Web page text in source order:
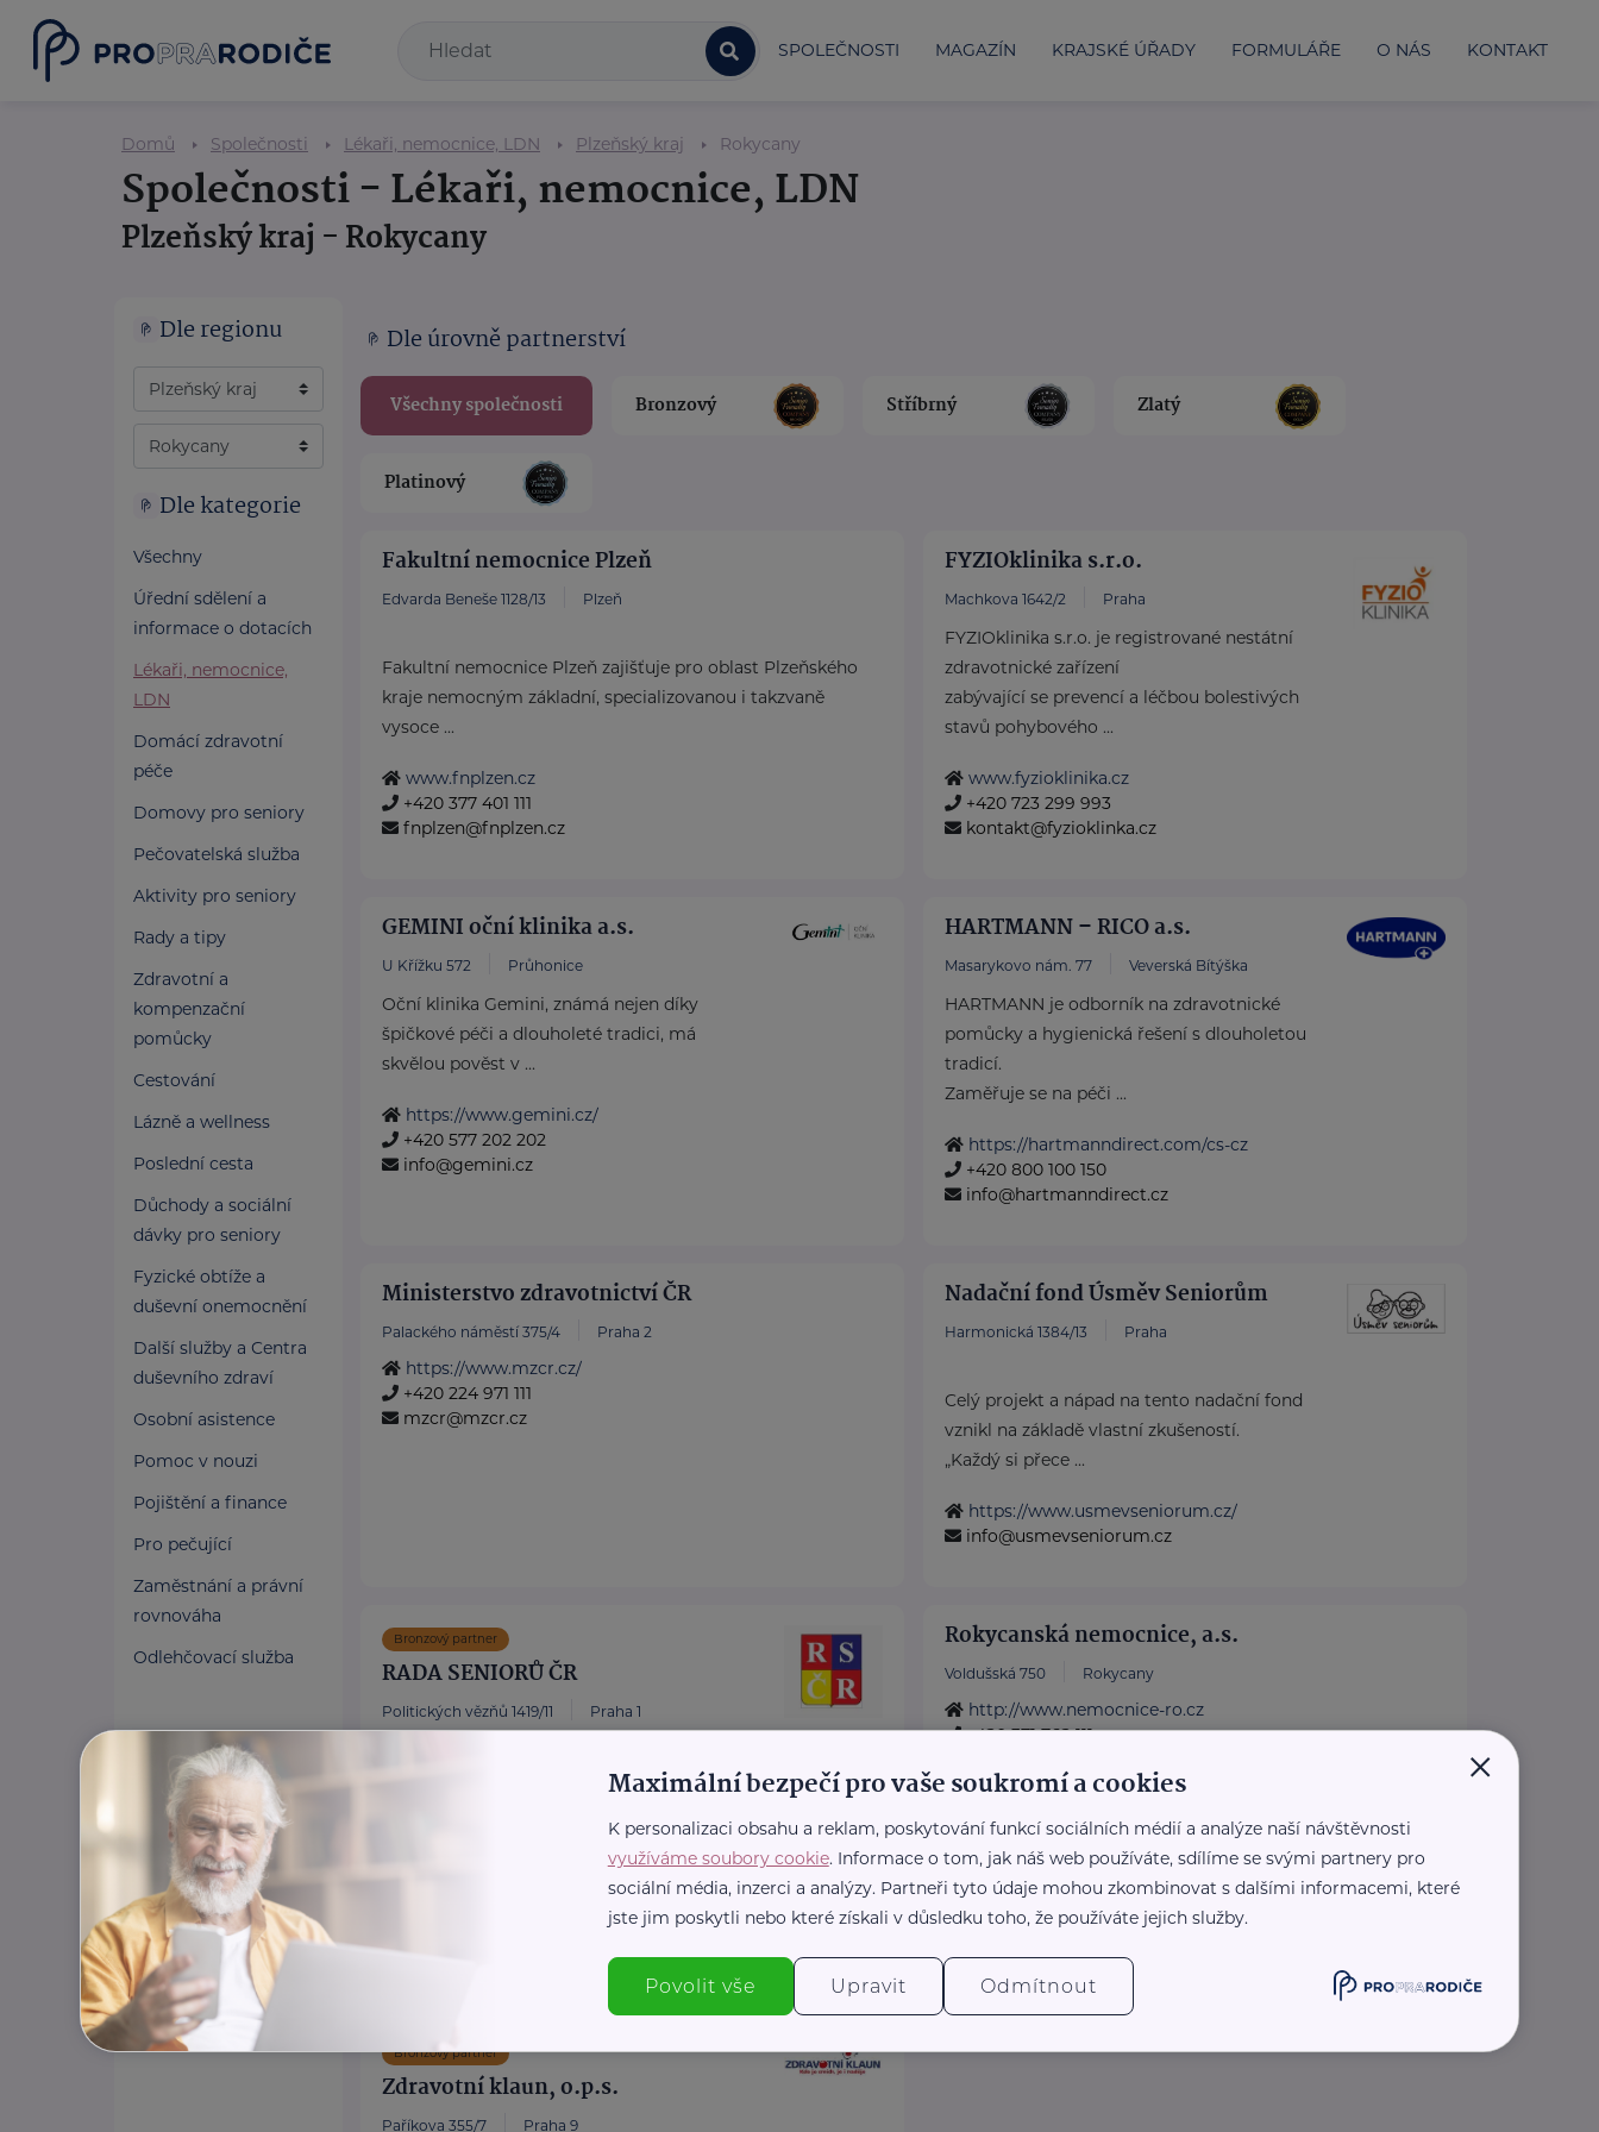
SPOLEČNOSTI MAGAZÍN KRAJSKÉ ÚŘADY FORMULÁŘE O NÁS KONTAKT
Domů Společnosti Lékaři, nemocnice, LDN Plzeňský kraj Rokycany
Společnosti - Lékaři, nemocnice, LDN
Plzeňský kraj - Rokycany
Dle regionu
Dle kategorie
Všechny
Úřední sdělení a
informace o dotacích
Lékaři, nemocnice,
LDN
Domácí zdravotní
péče
Domovy pro seniory
Pečovatelská služba
Aktivity pro seniory
Rady a tipy
Zdravotní a
kompenzační
pomůcky
Cestování
Lázně a wellness
Poslední cesta
Důchody a sociální
dávky pro seniory
Fyzické obtíže a
duševní onemocnění
Další služby a Centra
duševního zdraví
Osobní asistence
Pomoc v nouzi
Pojištění a finance
Pro pečující
Zaměstnání a právní
rovnováha
Odlehčovací služba
Dle úrovně partnerství
Všechny společnosti Bronzový Stříbrný Zlatý
Platinový
Fakultní nemocnice Plzeň
Edvarda Beneše 1128/13 Plzeň
Fakultní nemocnice Plzeň zajišťuje pro oblast Plzeňského
kraje nemocným základní, specializovanou i takzvaně
vysoce ...
www.fnplzen.cz
+420 377 401 111
fnplzen@fnplzen.cz
FYZIOklinika s.r.o.
Machkova 1642/2 Praha
FYZIOklinika s.r.o. je registrované nestátní
zdravotnické zařízení
zabývající se prevencí a léčbou bolestivých
stavů pohybového ...
www.fyzioklinika.cz
+420 723 299 993
kontakt@fyzioklinka.cz
GEMINI oční klinika a.s.
U Křížku 572 Průhonice
Oční klinika Gemini, známá nejen díky
špičkové péči a dlouholeté tradici, má
skvělou pověst v ...
https://www.gemini.cz/
+420 577 202 202
info@gemini.cz
HARTMANN – RICO a.s.
Masarykovo nám. 77 Veverská Bítýška
HARTMANN je odborník na zdravotnické
pomůcky a hygienická řešení s dlouholetou
tradicí.
Zaměřuje se na péči ...
https://hartmanndirect.com/cs-cz
+420 800 100 150
info@hartmanndirect.cz
Ministerstvo zdravotnictví ČR
Palackého náměstí 375/4 Praha 2
https://www.mzcr.cz/
+420 224 971 111
mzcr@mzcr.cz
Nadační fond Úsměv Seniorům
Harmonická 1384/13 Praha
Celý projekt a nápad na tento nadační fond
vznikl na základě vlastní zkušeností.
„Každý si přece ...
https://www.usmevseniorum.cz/
info@usmevseniorum.cz
Bronzový partner
RADA SENIORŮ ČR
Politických vězňů 1419/11 Praha 1
poradentství pro seniory po celé ČR.
Vydáváme časopis Doba seniorů.
rscr@rscr.cz
Rokycanská nemocnice, a.s.
Voldušská 750 Rokycany
http://www.nemocnice-ro.cz
+420 371 762 111
Bronzový partner
Zdravotní klaun, o.p.s.
Paříkova 355/7 Praha 9
×
Maximální bezpečí pro vaše soukromí a cookies
K personalizaci obsahu a reklam, poskytování funkcí sociálních médií a analýze naší návštěvnosti
využíváme soubory cookie. Informace o tom, jak náš web používáte, sdílíme se svými partnery pro
sociální média, inzerci a analýzy. Partneři tyto údaje mohou zkombinovat s dalšími informacemi, které
jste jim poskytli nebo které získali v důsledku toho, že používáte jejich služby.
Povolit vše Upravit Odmítnout